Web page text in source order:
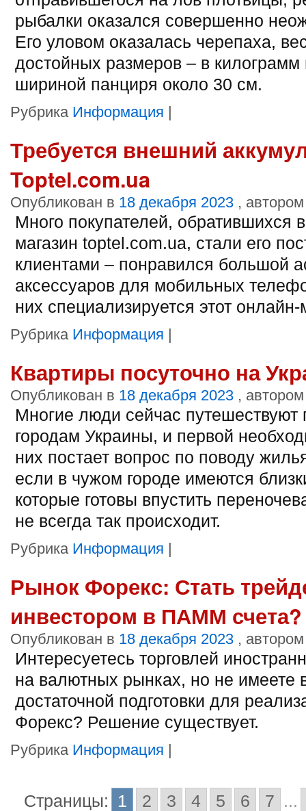
рыбалки оказался совершенно
Его уловом оказалась черепаха,
достойных размеров – в килограмм
шириной панциря около 30 см.
Рубрика Информация |
Требуется внешний
Toptel.com.ua
Опубликован в 18 декабря 2023 , автором
Много покупателей, обратившихся
магазин toptel.com.ua, стали его
клиентами – понравился большой
аксессуаров для мобильных
них специализируется этот онлайн-
Рубрика Информация |
Квартиры посуточно на
Опубликован в 18 декабря 2023 , автором
Многие люди сейчас путешествуют
городам Украины, и первой
них постает вопрос по поводу
если в чужом городе имеются
которые готовы впустить
не всегда так происходит.
Рубрика Информация |
Рынок Форекс: Стать
инвестором в ПАММ счета?
Опубликован в 18 декабря 2023 , автором
Интересуетесь торговлей
на валютных рынках, но не имеете
достаточной подготовки для
Форекс? Решение существует.
Рубрика Информация |
Страницы: 1 2 3 4 5 6 7 ...